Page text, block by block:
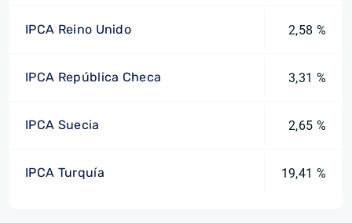
IPCA Reino Unido 2,58 %
IPCA República Checa 3,31 %
IPCA Suecia 2,65 %
IPCA Turquía 19,41 %